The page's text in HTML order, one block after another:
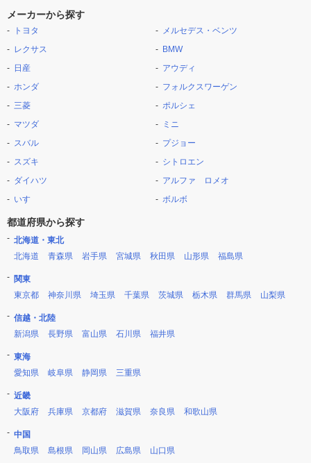
メーカーから探す
トヨタ
レクサス
日産
ホンダ
三菱
マツダ
スバル
スズキ
ダイハツ
いすゞ
メルセデス・ベンツ
BMW
アウディ
フォルクスワーゲン
ポルシェ
ミニ
プジョー
シトロエン
アルファ ロメオ
ボルボ
都道府県から探す
北海道・東北
北海道
青森県 岩手県 宮城県 秋田県 山形県 福島県
関東
東京都
神奈川県 埼玉県 千葉県 茨城県 栃木県 群馬県 山梨県
信越・北陸
新潟県
長野県 富山県 石川県 福井県
東海
愛知県
岐阜県 静岡県 三重県
近畿
大阪府
兵庫県 京都府 滋賀県 奈良県 和歌山県
中国
鳥取県
島根県 岡山県 広島県 山口県